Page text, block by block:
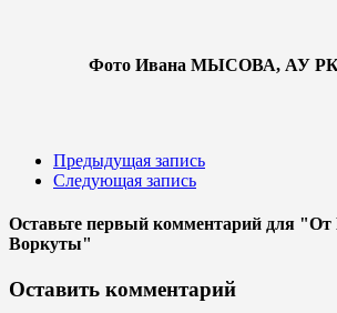
Фото Ивана МЫСОВА, АУ РК
Предыдущая запись
Следующая запись
Оставьте первый комментарий для "От
Воркуты"
Оставить комментарий